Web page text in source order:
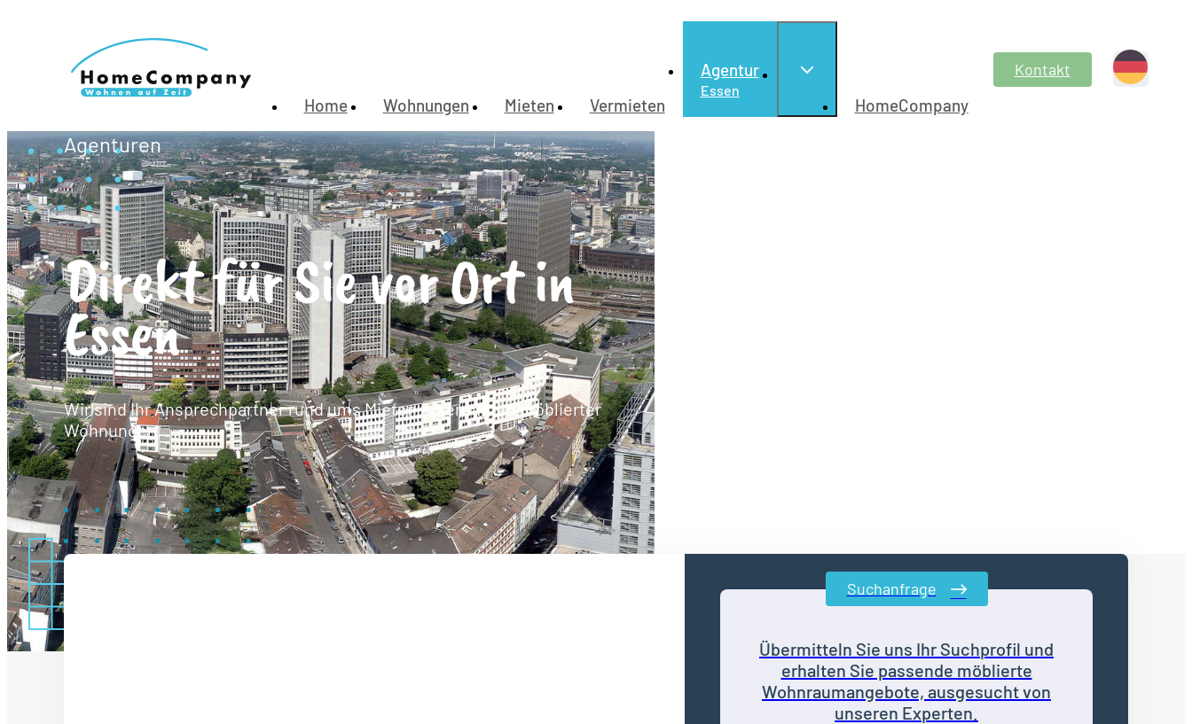
Home Wohnungen Mieten Vermieten
Agentur
Essen
HomeCompany
Kontakt
Agenturen
Direkt für Sie vor Ort in
Essen
Wir sind Ihr Ansprechpartner rund ums Mieten & Vermieten möblierter
Wohnungen.
Suchanfrage
Übermitteln Sie uns Ihr Suchprofil und
erhalten Sie passende möblierte
Wohnraumangebote, ausgesucht von
unseren Experten.